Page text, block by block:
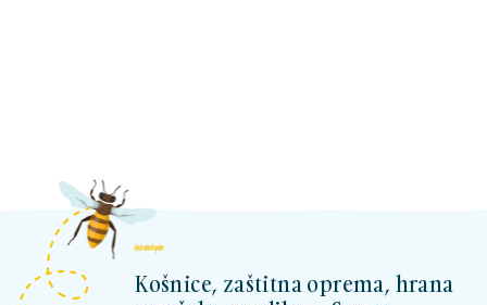
kosnicashop.ba
Košnice, zaštitna oprema, hrana